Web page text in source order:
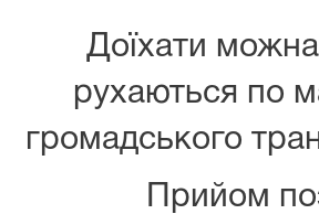
Доїхати
рухаються по
громадського
Прийом